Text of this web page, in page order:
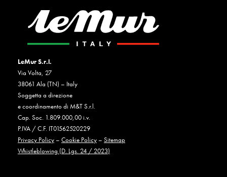
LeMur S.r.l.
Via Volta, 27
38061 Ala (TN) – Italy
Soggetta a direzione
e coordinamento di M&T S.r.l.
Cap. Soc. 1.809.000,00 i.v.
P.IVA / C.F. IT01562520229
Privacy Policy– Cookie Policy– Sitemap
Whistleblowing (D. Lgs. 24 / 2023)